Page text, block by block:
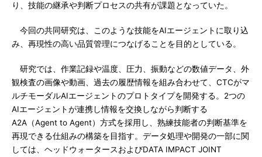
り、技能の継承や判断プロセスの共有が課題となっていた。
今回の共同研究は、このような技能をAIエージェントに取り込
み、再現性の高い品質管理につなげることを目的としている。
研究では、作業記録や温度、圧力、振動などの数値データ、外
観検査の画像や動画、過去の履歴情報を組み合わせて、CTCがマ
ルチモーダルAIエージェントのプロトタイプを開発する。2つの
AIエージェントが連携し情報を交換しながら判断する
A2A（Agent to Agent）方式を採用し、熟練技能者の判断基準を
再現できる仕組みの構築を目指す。データ処理や開発の一部に関
しては、ヘッドウォータースおよびDATA IMPACT JOINT